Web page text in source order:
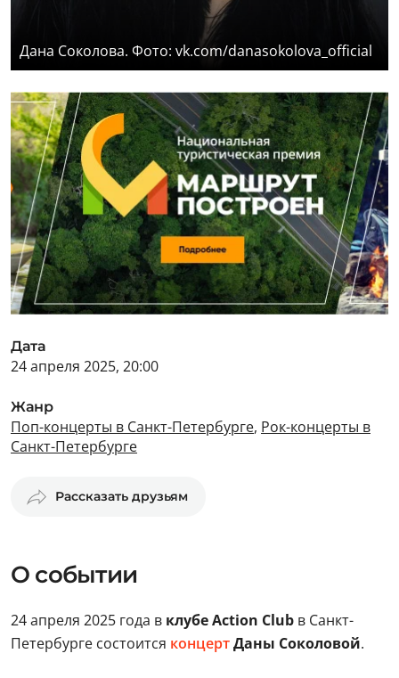
Дана Соколова. Фото: vk.com/danasokolova_official
Дата
24 апреля 2025, 20:00
Жанр
Поп-концерты в Санкт-Петербурге, Рок-концерты в
Санкт-Петербурге
Рассказать друзьям
О событии
24 апреля 2025 года в клубе Action Club в Санкт-
Петербурге состоится концертДаны Соколовой.